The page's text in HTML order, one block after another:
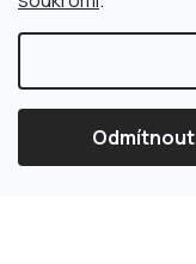
Odmítnout